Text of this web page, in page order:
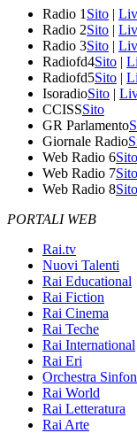
Radio 1 Sito |
Radio 2Sito |
Radio 3Sito |
Radiofd4Sito |
Radiofd5Sito |
IsoradioSito |
CCISSSito
GR Parlamento
Giornale Radio
Web Radio 6Sito
Web Radio 7Sito
Web Radio 8Sito
PORTALI WEB
Rai.tv
Nuovi Talenti
Rai Educational
Rai Fiction
Rai Cinema
Rai Teche
Rai International
Rai Eri
Orchestra
Rai World
Rai Letteratura
Rai Arte